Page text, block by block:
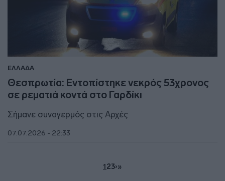
ΕΛΛΑΔΑ
Θεσπρωτία: Εντοπίστηκε νεκρός 53χρονος
σε ρεματιά κοντά στο Γαρδίκι
Σήμανε συναγερμός στις Αρχές
07.07.2026 - 22:33
123›»